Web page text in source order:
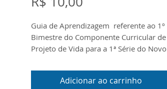
Guia de Aprendizagem referente ao 1º
Bimestre do Componente Curricular de
Projeto de Vida para a 1ª Série do Novo
produzido conforme o Escopo e o
Material Digital disponibilizados pela
Adicionar ao carrinho